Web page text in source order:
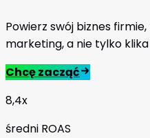
Powierz swój biznes
marketing, a nie tylko
Chcę zacząć
8,4x
średni ROAS